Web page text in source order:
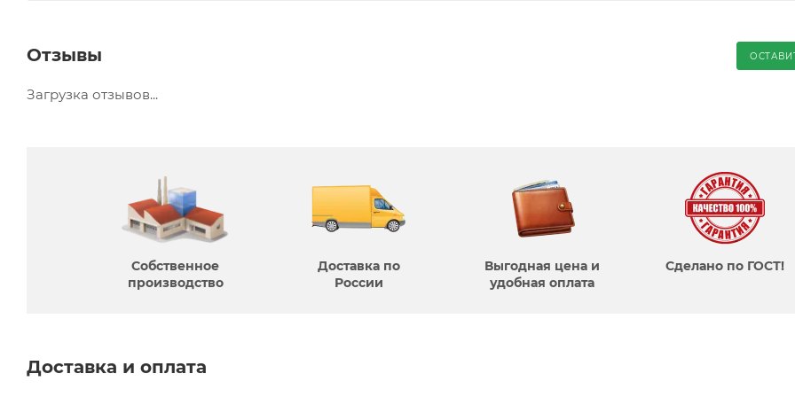
Отзывы
Загрузка отзывов...
Собственное
производcтво
Доставка по
России
Выгодная цена и
удобная оплата
Сделано по ГОСТ!
Доставка и оплата